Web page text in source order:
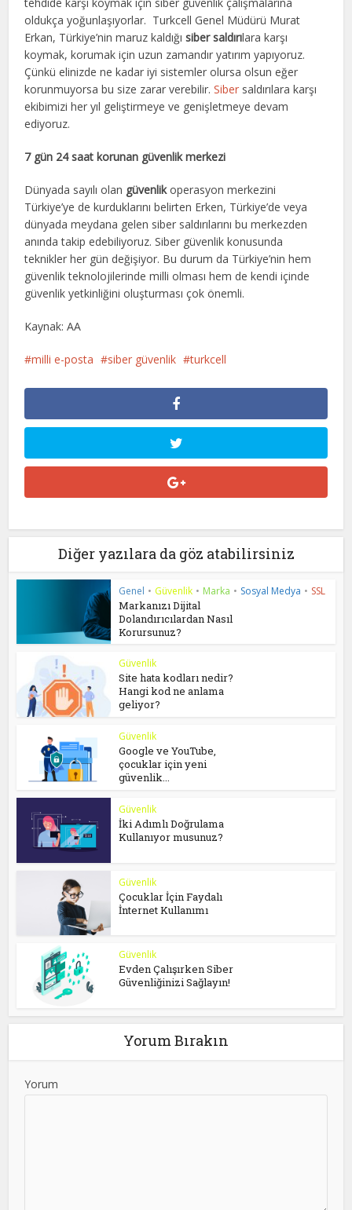
oldukça yoğunlaşıyorlar. Turkcell Genel Müdürü Murat
Erkan, Türkiye’nin maruz kaldığısiber saldırılara karşı
koymak, korumak için uzun zamandır yatırım yapıyoruz.
Çünkü elinizde ne kadar iyi sistemler olursa olsun eğer
korunmuyorsa bu size zarar verebilir.Siber saldırılara karşı
ekibimizi her yıl geliştirmeye ve genişletmeye devam
ediyoruz.
7 gün 24 saat korunan güvenlik merkezi
Dünyada sayılı olan güvenlikoperasyon merkezini
Türkiye’ye de kurduklarını belirten Erken, Türkiye’de veya
dünyada meydana gelen siber saldırılarını bu merkezden
anında takip edebiliyoruz. Siber güvenlik konusunda
teknikler her gün değişiyor. Bu durum da Türkiye’nin hem
güvenlik teknolojilerinde milli olması hem de kendi içinde
güvenlik yetkinliğini oluşturması çok önemli.
Kaynak: AA
milli e-posta siber güvenlik turkcell
Diğer yazılara da göz atabilirsiniz
Genel • Güvenlik • Marka • Sosyal Medya • SSL
Markanızı Dijital
Dolandırıcılardan Nasıl
Korursunuz?
Güvenlik
Site hata kodları nedir?
Hangi kod ne anlama
geliyor?
Güvenlik
Google ve YouTube,
çocuklar için yeni
güvenlik...
Güvenlik
İki Adımlı Doğrulama
Kullanıyor musunuz?
Güvenlik
Çocuklar İçin Faydalı
İnternet Kullanımı
Güvenlik
Evden Çalışırken Siber
Güvenliğinizi Sağlayın!
Yorum Bırakın
Yorum